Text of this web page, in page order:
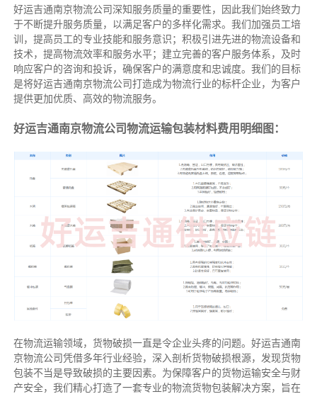
好运吉通南京物流公司深知服务质量的重要性，因此我们始终致力
于不断提升服务质量，以满足客户的多样化需求。我们加强员工培
训，提高员工的专业技能和服务意识；积极引进先进的物流设备和
技术，提高物流效率和服务水平；建立完善的客户服务体系，及时
响应客户的咨询和投诉，确保客户的满意度和忠诚度。我们的目标
是将好运吉通南京物流公司打造成为物流行业的标杆企业，为客户
提供更加优质、高效的物流服务。
好运吉通南京物流公司物流运输包装材料费用明细图：
在物流运输领域，货物破损一直是令企业头疼的问题。好运吉通南
京物流公司凭借多年行业经验，深入剖析货物破损根源，发现货物
包装不当是导致破损的主要因素。为保障客户的货物运输安全与财
产安全，我们精心打造了一套专业的物流货物包装解决方案，旨在